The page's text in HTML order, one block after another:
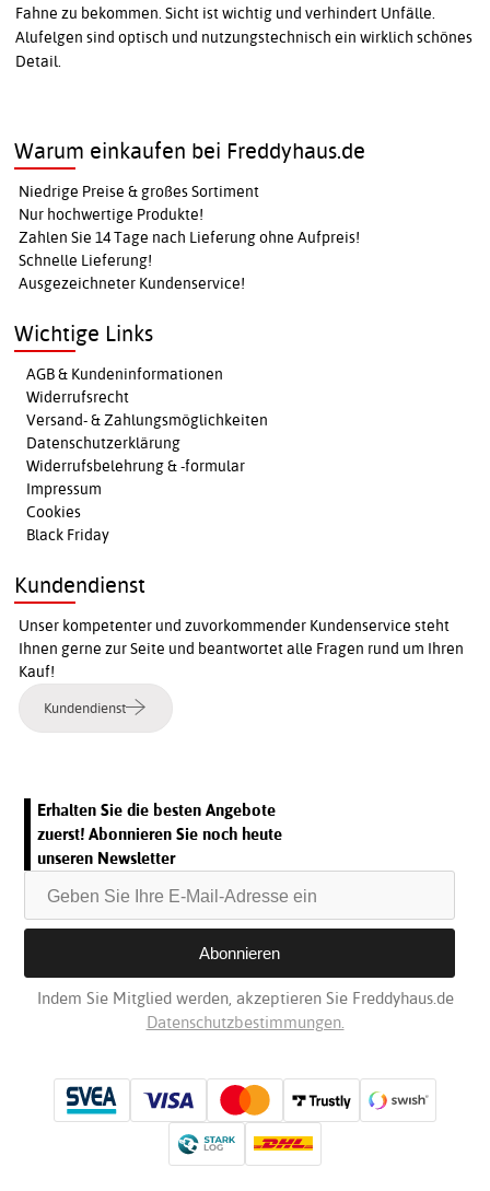
Fahne zu bekommen. Sicht ist wichtig und verhindert Unfälle.
Alufelgen sind optisch und nutzungstechnisch ein wirklich schönes
Detail.
Warum einkaufen bei Freddyhaus.de
Niedrige Preise & großes Sortiment
Nur hochwertige Produkte!
Zahlen Sie 14 Tage nach Lieferung ohne Aufpreis!
Schnelle Lieferung!
Ausgezeichneter Kundenservice!
Wichtige Links
AGB & Kundeninformationen
Widerrufsrecht
Versand- & Zahlungsmöglichkeiten
Datenschutzerklärung
Widerrufsbelehrung & -formular
Impressum
Cookies
Black Friday
Kundendienst
Unser kompetenter und zuvorkommender Kundenservice steht
Ihnen gerne zur Seite und beantwortet alle Fragen rund um Ihren
Kauf!
Kundendienst
Erhalten Sie die besten Angebote
zuerst! Abonnieren Sie noch heute
unseren Newsletter
Indem Sie Mitglied werden, akzeptieren Sie Freddyhaus.de
Datenschutzbestimmungen.